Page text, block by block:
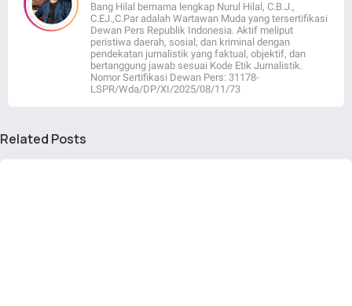
Bang Hilal bernama lengkap Nurul Hilal, C.B.J.,
C.EJ.,C.Par adalah Wartawan Muda yang tersertifikasi
Dewan Pers Republik Indonesia. Aktif meliput
peristiwa daerah, sosial, dan kriminal dengan
pendekatan jurnalistik yang faktual, objektif, dan
bertanggung jawab sesuai Kode Etik Jurnalistik.
Nomor Sertifikasi Dewan Pers: 31178-
LSPR/Wda/DP/XI/2025/08/11/73
Related Posts